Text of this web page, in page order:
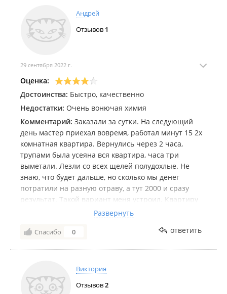
Андрей
Отзывов 1
29 сентября 2022 г.
Оценка:
Достоинства: Быстро, качественно
Недостатки: Очень вонючая химия
Комментарий: Заказали за сутки. На следующий
день мастер приехал вовремя, работал минут 15 2х
комнатная квартира. Вернулись через 2 часа,
трупами была усеяна вся квартира, часа три
выметали. Лезли со всех щелей полудохлые. Не
знаю, что будет дальше, но сколько мы денег
потратили на разную отраву, а тут 2000 и сразу
результат. Такой вариант меня устроил. Квартиру
не готовили, а зря. Из потолочных и кухонных ниш
повытаскивали коробки и прочее барахло, куча
трупов, но в коробках на дне и в дальних щелях
так вонь стоит, залили все щели дихлофосом, на
всякий случай. О вони: травили у брата другой
фирмой - легкий запах, 3 трупа; у нас - запах
Развернуть
Спасибо 0 ответить
Виктория
Отзывов2